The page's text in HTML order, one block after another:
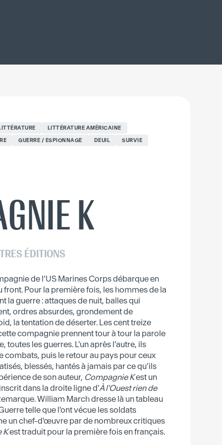
LITTÉRATURE AMÉRICAINE
GUERRE / ESPIONNAGE DEUIL SURVIE
K
ÉDITIONS
de l’US Marines Corps débarque en
front. Pour la première fois, les hommes de la
la guerre : attaques de nuit, balles qui
ordres absurdes, grondement de
la tentation de déserter. Les cent treize
compagnie prennent tour à tour la parole
toutes les guerres. L'un après l’autre, ils
combats, puis le retour au pays pour ceux
blessés, hantés à jamais par ce qu’ils
de son auteur, Compagnie Kest un
dans la droite ligne d'À l'Ouest rien de
William March dresse là un tableau
telle que l'ont vécue les soldats
un chef-d'œuvre par de nombreux critiques
Kest traduit pour la première fois en français.